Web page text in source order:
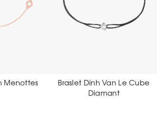
Le Cube
Braslet Dinh Van Le Cube
Diamant